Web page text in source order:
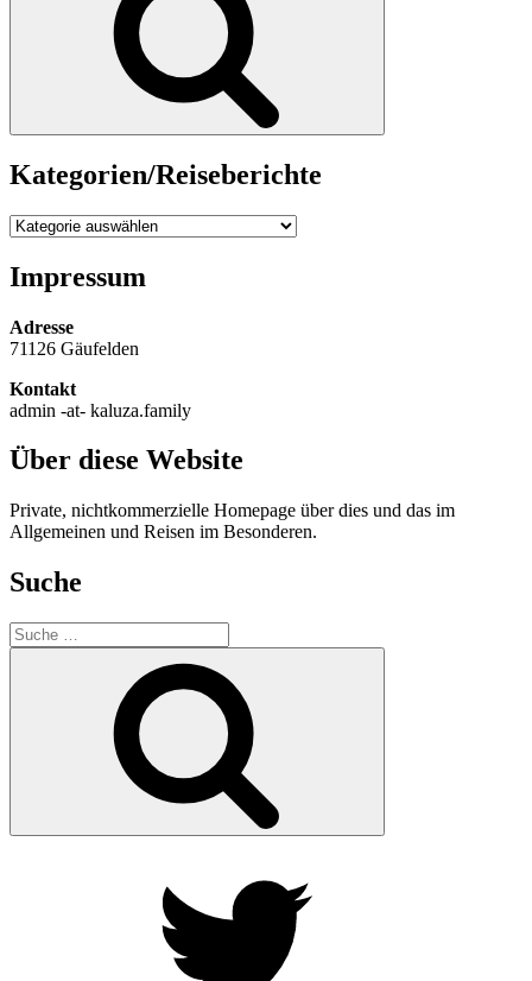
Kategorien/Reiseberichte
Kategorien/Reiseberichte
Impressum
Adresse
71126 Gäufelden
Kontakt
admin -at- kaluza.family
Über diese Website
Private, nichtkommerzielle Homepage über dies und das im
Allgemeinen und Reisen im Besonderen.
Suche
Suche
nach: